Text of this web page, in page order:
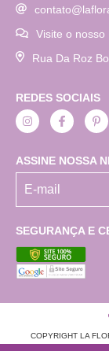
Visite o nosso
Rua Da Roz
REDES SOCIAIS
ASSINE NOSSA
SEGURANÇA E
COPYRIGHT LA